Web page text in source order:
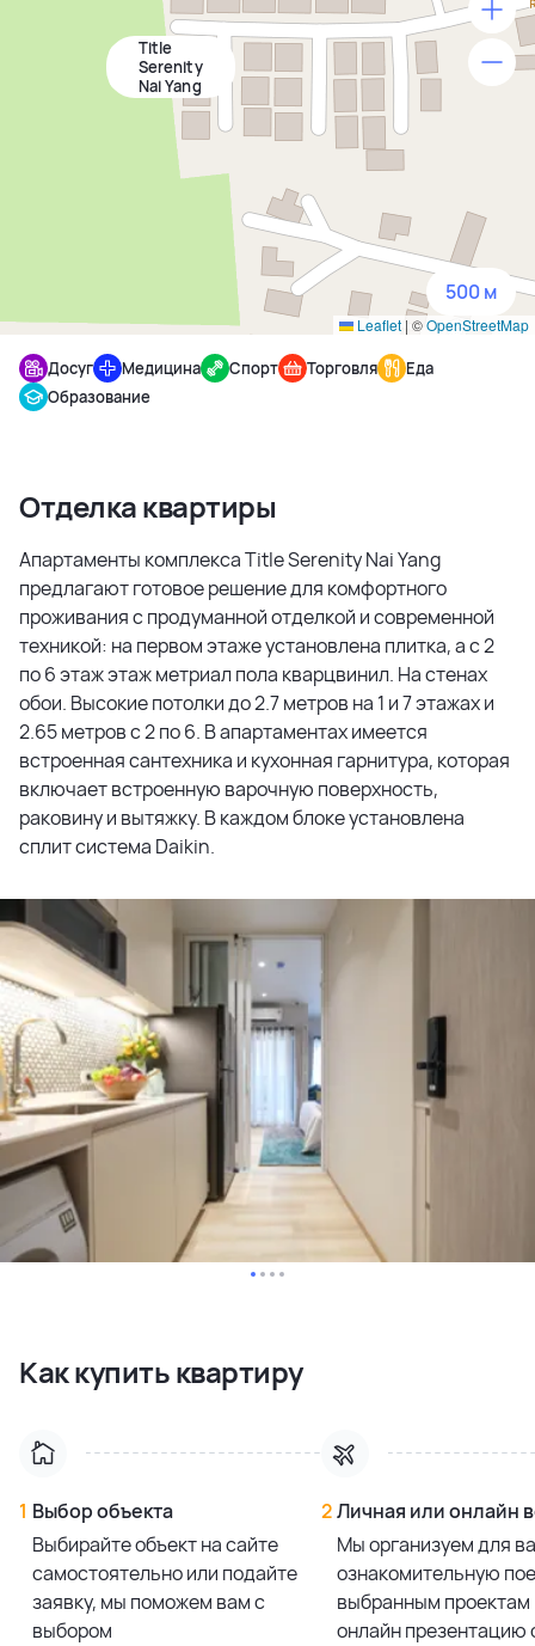
Title
Serenity
Nai Yang
Leaflet | ©OpenStreetMap
500 м
500 м
1500 м
5 км
Досуг Медицина Спорт Торговля
Еда
Образование
Отделка квартиры
Апартаменты комплекса Title Serenity Nai Yang
предлагают готовое решение для комфортного
проживания с продуманной отделкой и современной
техникой: на первом этаже установлена плитка, а с 2
по 6 этаж этаж метриал пола кварцвинил. На стенах
обои. Высокие потолки до 2.7 метров на 1 и 7 этажах и
2.65 метров с 2 по 6. В апартаментах имеется
встроенная сантехника и кухонная гарнитура, которая
включает встроенную варочную поверхность,
раковину и вытяжку. В каждом блоке установлена
сплит система Daikin.
Как купить квартиру
1 Выбор объекта
Выбирайте объект на сайте
самостоятельно или подайте
заявку, мы поможем вам с
выбором
2Личная или онлайн
Мы организуем для
ознакомительную
выбранным проектам
онлайн презентацию